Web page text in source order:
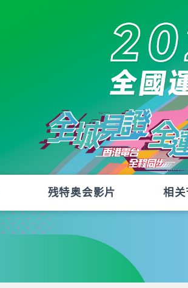
残特奥会影片 相关